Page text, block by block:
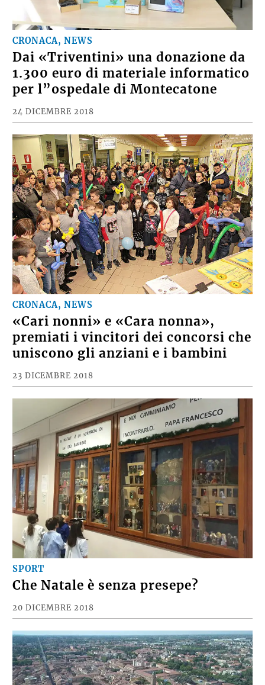
CRONACA, NEWS
Dai «Triventini» una donazione da
1.300 euro di materiale informatico
per l”ospedale di Montecatone
24 DICEMBRE 2018
CRONACA, NEWS
«Cari nonni» e «Cara nonna»,
premiati i vincitori dei concorsi che
uniscono gli anziani e i bambini
23 DICEMBRE 2018
SPORT
Che Natale è senza presepe?
20 DICEMBRE 2018